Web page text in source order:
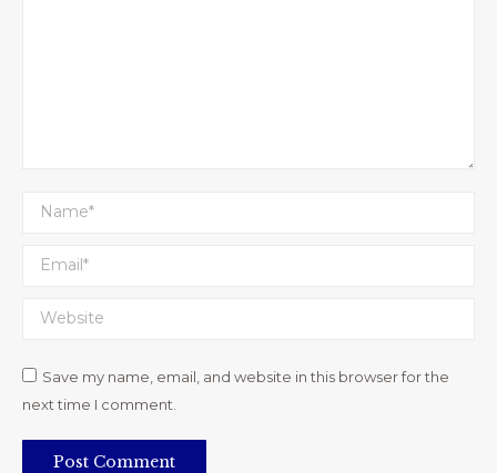
Name *
Email *
Website
Save my name, email, and website in this browser for the
next time I comment.
Post Comment